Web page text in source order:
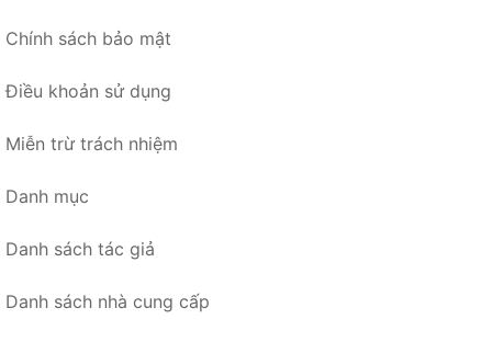
Chính sách bảo mật
Điều khoản sử dụng
Miễn trừ trách nhiệm
Danh mục
Danh sách tác giả
Danh sách nhà cung cấp